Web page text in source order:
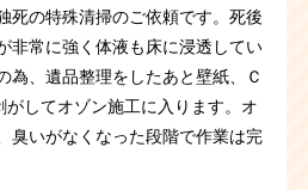
死の特殊清掃のご依頼です。死後
非常に強く体液も床に浸透してい
為、遺品整理をしたあと壁紙、Ｃ
してオゾン施工に入ります。オ
臭いがなくなった段階で作業は完
使用し体液を除去していきます。
約3時間の作業で完了いたしまし
なっており、死臭も残って害虫が
な中でも仕分け作業、搬出、特殊
いき、6時間程で作業が完了致し
去すると、幸いにも下地には及ん
状態に回復することができまし
霧消毒を行いました。
正座の状態だったそうです。大切
ィギアが沢山飾られており、丁寧
した。体液が染みついた畳は全て
作業終了です。
液が畳に染みついた畳を撤去する
、消臭剤の噴霧にて作業終了いた
理会社さまからの孤独死の特殊清
常に強く、マンションの入居者の
緊急の対応が必要でした。すぐさ
ました。現場にはハエが大量発
いているので、汚染している箇
溜め込んだ部屋でお亡くなりにな
いると、ゴミではなく排泄物が入
で故人さまは精神的な問題を抱え
ん。管理会社様も手に負えずお困
に作業を完了できてよかったで
の方が部屋やトイレを汚してしま
族から依頼がございました。ご不
まった畳を撤去し、排せつ物など
ハウで徹底的に清掃いたしまし
ち込める中、汚染物を撤去し、室
にクリーニングも進め、一日で元
きました。